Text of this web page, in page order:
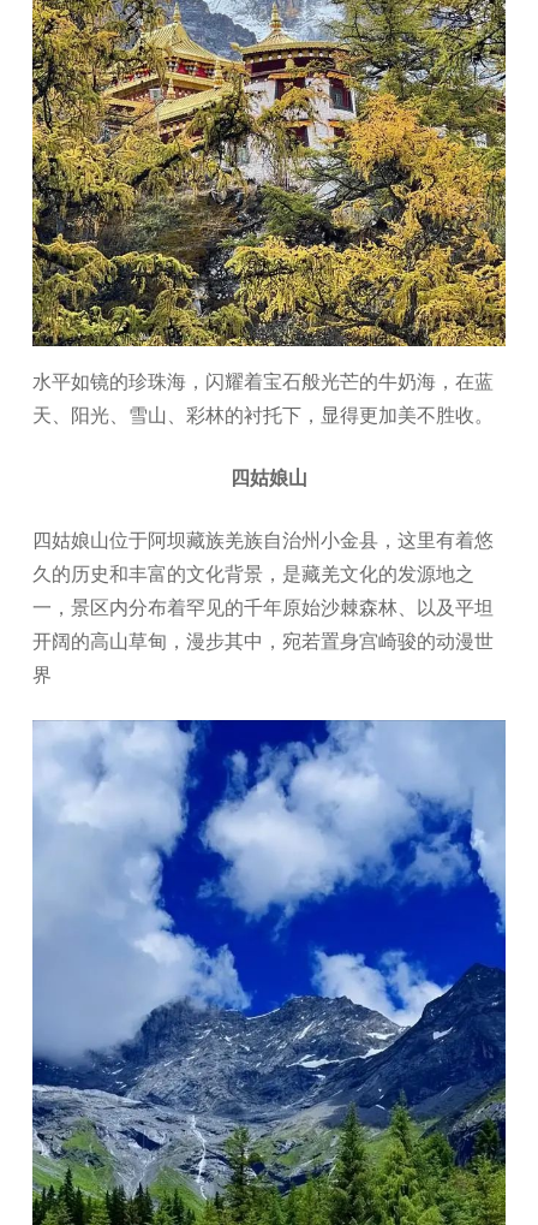
水平如镜的珍珠海，闪耀着宝石般光芒的牛奶海，在蓝
天、阳光、雪山、彩林的衬托下，显得更加美不胜收。
四姑娘山
四姑娘山位于阿坝藏族羌族自治州小金县，这里有着悠
久的历史和丰富的文化背景，是藏羌文化的发源地之
一，景区内分布着罕见的千年原始沙棘森林、以及平坦
开阔的高山草甸，漫步其中，宛若置身宫崎骏的动漫世
界